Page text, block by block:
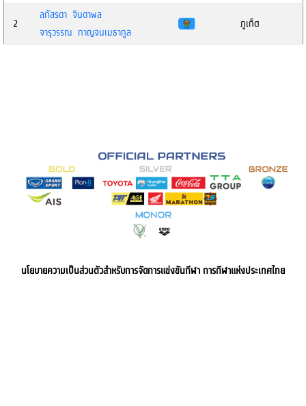
2
ลภัสรดา จินดาพล
จารุวรรณ กาญจนเมธากูล
ภูเก็ต
นโยบายความเป็นส่วนตัวสำหรับการจัดการแข่งขันกีฬา การกีฬาแห่งประเทศไทย